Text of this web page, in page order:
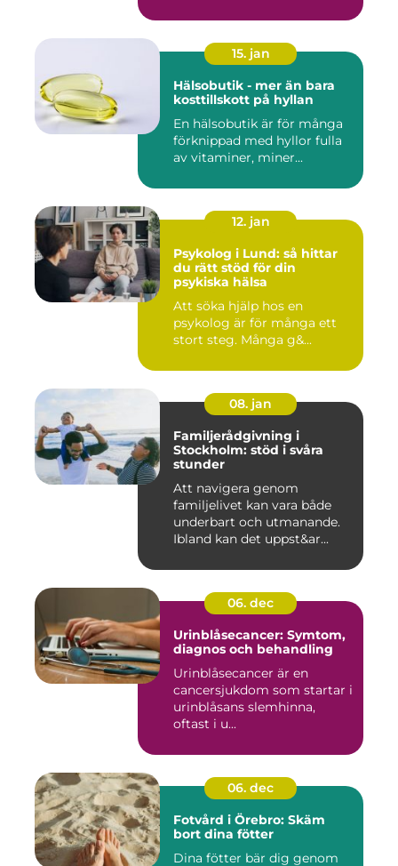
15. jan
Hälsobutik - mer än bara
kosttillskott på hyllan
En hälsobutik är för många
förknippad med hyllor fulla
av vitaminer, miner...
12. jan
Psykolog i Lund: så hittar
du rätt stöd för din
psykiska hälsa
Att söka hjälp hos en
psykolog är för många ett
stort steg. Många g&...
08. jan
Familjerådgivning i
Stockholm: stöd i svåra
stunder
Att navigera genom
familjelivet kan vara både
underbart och utmanande.
Ibland kan det uppst&ar...
06. dec
Urinblåsecancer: Symtom,
diagnos och behandling
Urinblåsecancer är en
cancersjukdom som startar i
urinblåsans slemhinna,
oftast i u...
06. dec
Fotvård i Örebro: Skäm
bort dina fötter
Dina fötter bär dig genom